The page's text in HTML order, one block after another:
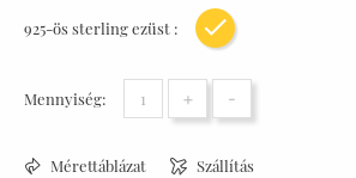
925-ös sterling ezüst : Sárga arany bevonat
Mennyiség: + -
Mérettáblázat Szállítás